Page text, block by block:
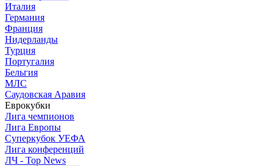
Италия
Германия
Франция
Нидерланды
Турция
Португалия
Бельгия
МЛС
Саудовская Аравия
Еврокубки
Лига чемпионов
Лига Европы
Суперкубок УЕФА
Лига конференций
ЛЧ - Top News